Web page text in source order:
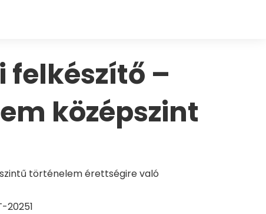
felkészítő –
középszint
történelem érettségire való
20251